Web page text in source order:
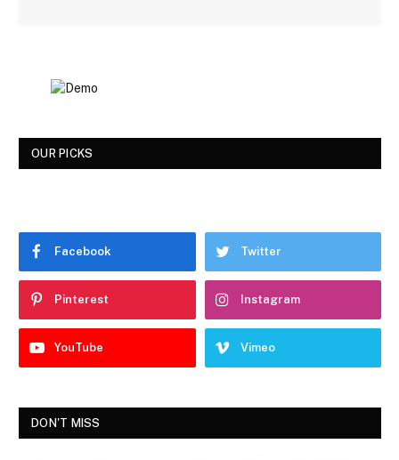
OUR PICKS
Facebook Twitter
Pinterest Instagram
YouTube Vimeo
DON'T MISS